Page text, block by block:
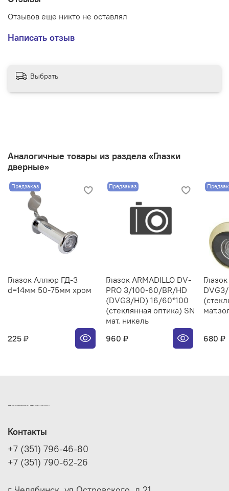
Шторка - Есть
Угол обзора - 180
Отзывов еще никто не оставлял
Написать отзыв
Выбрать
Аналогичные товары из раздела «Глазки
дверные»
Предзаказ
Глазок Аллюр ГД-3
d=14мм 50-75мм хром
225 ₽
Предзаказ
Глазок ARMADILLO DV-
PRO 3/100-60/BR/HD
(DVG3/HD) 16/60*100
(стеклянная оптика) SN
мат. никель
960 ₽
680 ₽
ИНТЕРНЕТ-МАГАЗИН ДВЕРНОЙ И МЕБЕЛЬНОЙ ФУРНИТУРЫ САМ
Контакты
+7 (351) 796-46-80
+7 (351) 790-62-26